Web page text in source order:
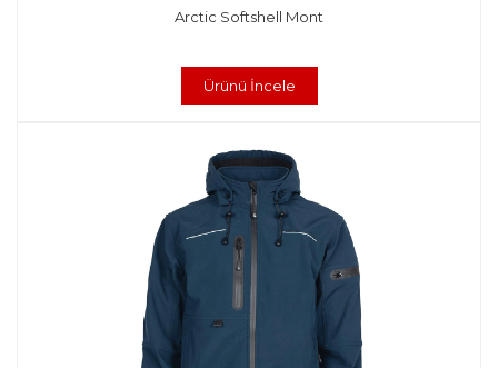
Arctic Softshell Mont
Ürünü İncele